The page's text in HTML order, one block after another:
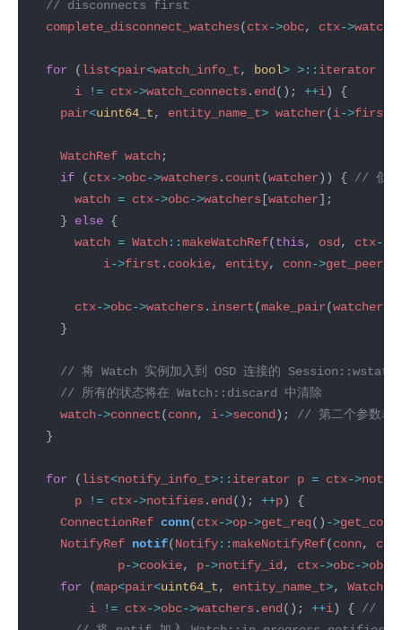
complete_disconnect_watches(ctx->obc, ctx->
for (list<pair<watch_info_t, bool> >:: iterator
i
!= ctx->watch_connects. end(); ++i
pair<uint64_t, entity_name_t> watcher(i->first
WatchRef watch
if (ctx->obc->watchers. count(watcher)) {
watch = ctx->obc->watchers [watcher
    }
else
watch = Watch::makeWatchRef(this, osd, ctx->
i->first . cookie, entity, conn->
ctx->obc->watchers. insert(make_pair(watcher
watch->connect(conn, i->second);
for (list<notify_info_t>:: iterator p = ctx->
p
!= ctx->notifies. end(); ++p
ConnectionRef conn(ctx->op->get_req() ->
NotifyRef notif(Notify::makeNotifyRef(conn, ctx
p->cookie, p->notify_id, ctx->obc->obs
for (map<pair<uint64_t, entity_name_t>,
i
!= ctx->obc->watchers. end(); ++i) {